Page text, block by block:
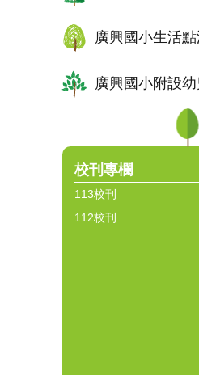
廣興國小生活
廣興國小附設
校刊專欄
113校刊
112校刊